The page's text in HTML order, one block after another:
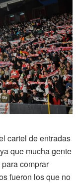
cartel de entradas
que mucha gente
comprar
fueron los que no